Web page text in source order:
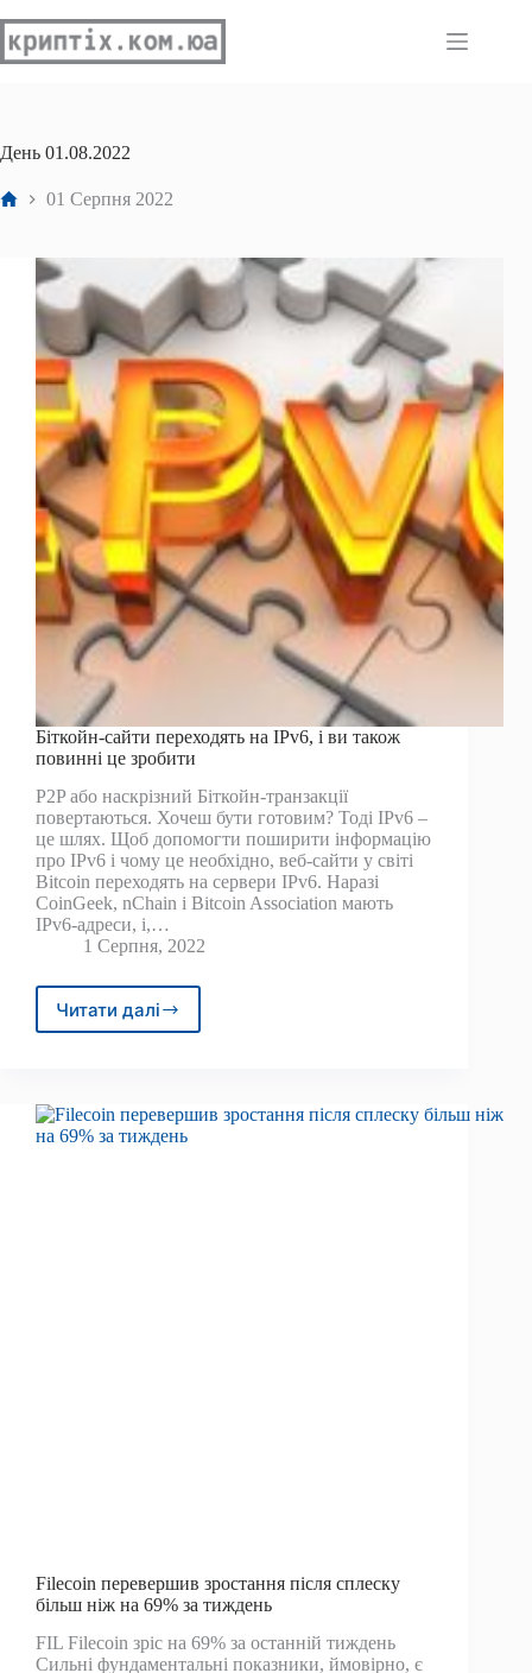
до
вмісту
День 01.08.2022
Головна
01 Серпня 2022
Біткойн-сайти переходять на IPv6, і ви також
повинні це зробити
P2P або наскрізний Біткойн-транзакції
повертаються. Хочеш бути готовим? Тоді IPv6 –
це шлях. Щоб допомогти поширити інформацію
про IPv6 і чому це необхідно, веб-сайти у світі
Bitcoin переходять на сервери IPv6. Наразі
CoinGeek, nChain і Bitcoin Association мають
IPv6-адреси, і,…
1 Серпня, 2022
Читати далі
Біткойн-
IPv6,
і
Filecoin перевершив зростання після сплеску
більш ніж на 69% за тиждень
FIL Filecoin зріс на 69% за останній тиждень
Сильні фундаментальні показники, ймовірно, є